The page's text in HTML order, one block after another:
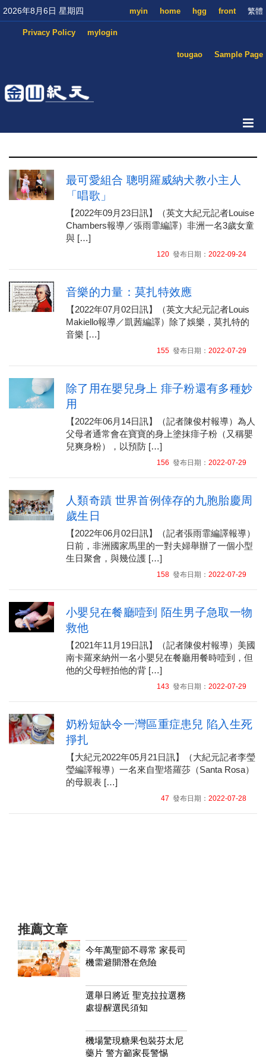
2026年8月6日 星期四 繁體
front
hgg
home
myin
mylogin
Privacy Policy
Sample Page
tougao
最可愛組合 聰明羅威納犬教小主人
「唱歌」
【2022年09月23日訊】（英文大紀元記者Louise
Chambers報導／張雨霏編譯）非洲一名3歲女童
與 […]
120發布日期： 2022-09-24
音樂的力量：莫扎特效應
【2022年07月02日訊】（英文大紀元記者Louis
Makiello報導／凱茜編譯）除了娛樂，莫扎特的
音樂 […]
155發布日期： 2022-07-29
除了用在嬰兒身上 痱子粉還有多種妙
用
【2022年06月14日訊】（記者陳俊村報導）為人
父母者通常會在寶寶的身上塗抹痱子粉（又稱嬰
兒爽身粉），以預防 […]
156 發布日期： 2022-07-29
人類奇蹟 世界首例倖存的九胞胎慶周
歲生日
【2022年06月02日訊】（記者張雨霏編譯報導）
日前，非洲國家馬里的一對夫婦舉辦了一個小型
生日聚會，與幾位護 […]
158發布日期： 2022-07-29
小嬰兒在餐廳噎到 陌生男子急取一物
救他
【2021年11月19日訊】（記者陳俊村報導）美國
南卡羅來納州一名小嬰兒在餐廳用餐時噎到，但
他的父母輕拍他的背 […]
143發布日期： 2022-07-29
奶粉短缺令一灣區重症患兒 陷入生死
掙扎
【大紀元2022年05月21日訊】（大紀元記者李瑩
瑩編譯報導）一名來自聖塔羅莎（Santa Rosa）
的母親表 […]
47 發布日期： 2022-07-28
推薦文章
今年萬聖節不尋常 家長司
機需避開潛在危險
選舉日將近 聖克拉拉選務
處提醒選民須知
機場驚現糖果包裝芬太尼
藥片 警方籲家長警惕